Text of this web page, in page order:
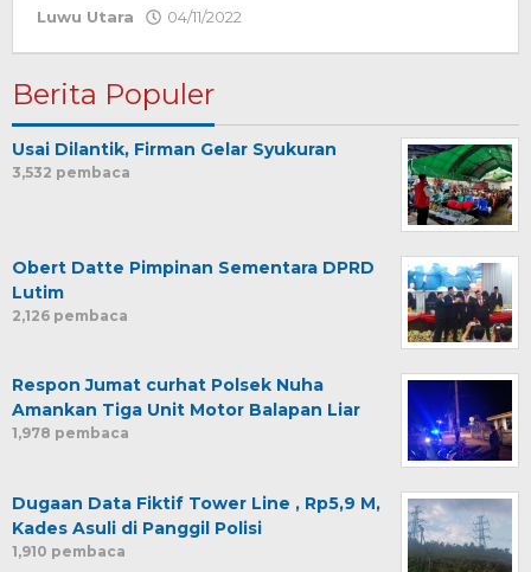
Luwu Utara 04/11/2022
Berita Populer
Usai Dilantik, Firman Gelar Syukuran
3,532 pembaca
Obert Datte Pimpinan Sementara DPRD
Lutim
2,126 pembaca
Respon Jumat curhat Polsek Nuha
Amankan Tiga Unit Motor Balapan Liar
1,978 pembaca
Dugaan Data Fiktif Tower Line , Rp5,9 M,
Kades Asuli di Panggil Polisi
1,910 pembaca